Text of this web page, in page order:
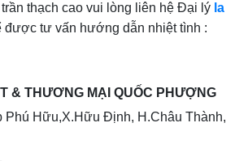
thạch cao vui lòng liên hệ Đại lý la
được tư vấn hướng dẫn nhiệt tình :
& THƯƠNG MẠI QUỐC PHƯỢNG
Phú Hữu,X.Hữu Định, H.Châu Thành,